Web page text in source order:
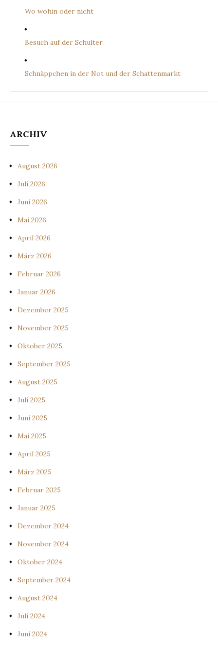
Wo wohin oder nicht
Besuch auf der Schulter
Schnäppchen in der Not und der Schattenmarkt
ARCHIV
August 2026
Juli 2026
Juni 2026
Mai 2026
April 2026
März 2026
Februar 2026
Januar 2026
Dezember 2025
November 2025
Oktober 2025
September 2025
August 2025
Juli 2025
Juni 2025
Mai 2025
April 2025
März 2025
Februar 2025
Januar 2025
Dezember 2024
November 2024
Oktober 2024
September 2024
August 2024
Juli 2024
Juni 2024